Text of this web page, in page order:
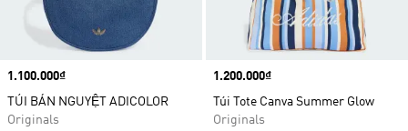
Price
1.100.000₫
TÚI BÁN NGUYỆT ADICOLOR
Originals
Price
1.200.000₫
Túi Tote Canva Summer Glow
Originals